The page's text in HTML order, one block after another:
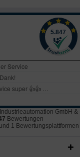
GmbH &
Bewertungen
1 Bewertungsplattformen